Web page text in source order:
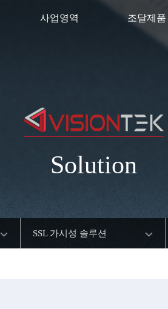
사업영역 조달제품
Solution
SSL 가시성 솔루션